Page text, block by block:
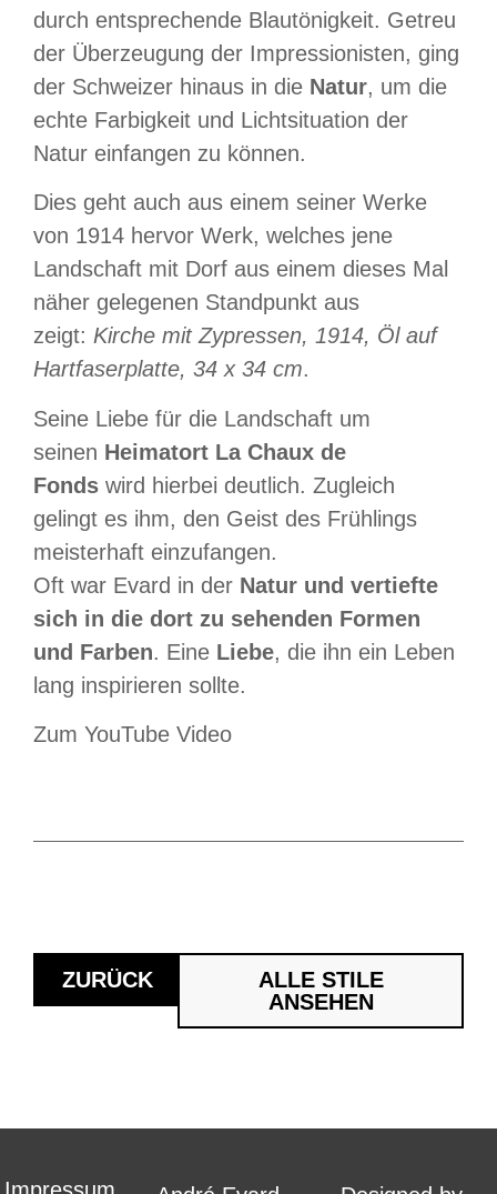
durch entsprechende Blautönigkeit. Getreu
der Überzeugung der Impressionisten, ging
der Schweizer hinaus in die Natur, um die
echte Farbigkeit und Lichtsituation der
Natur einfangen zu können.
Dies geht auch aus einem seiner Werke
von 1914 hervor Werk, welches jene
Landschaft mit Dorf aus einem dieses Mal
näher gelegenen Standpunkt aus
zeigt: Kirche mit Zypressen, 1914, Öl auf
Hartfaserplatte, 34 x 34 cm.
Seine Liebe für die Landschaft um
seinen Heimatort La Chaux de
Fonds wird hierbei deutlich. Zugleich
gelingt es ihm, den Geist des Frühlings
meisterhaft einzufangen.
Oft war Evard in der Natur und vertiefte
sich in die dort zu sehenden Formen
und Farben. Eine Liebe, die ihn ein Leben
lang inspirieren sollte.
Zum YouTube Video
ZURÜCK
ALLE STILE
ANSEHEN